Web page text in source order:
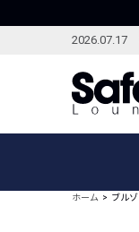
2026.07.17
ブランドから
ホーム ブル